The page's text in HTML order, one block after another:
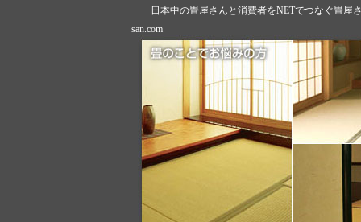
日本中の畳屋さんと消費者をNETでつなぐ畳屋
san.com